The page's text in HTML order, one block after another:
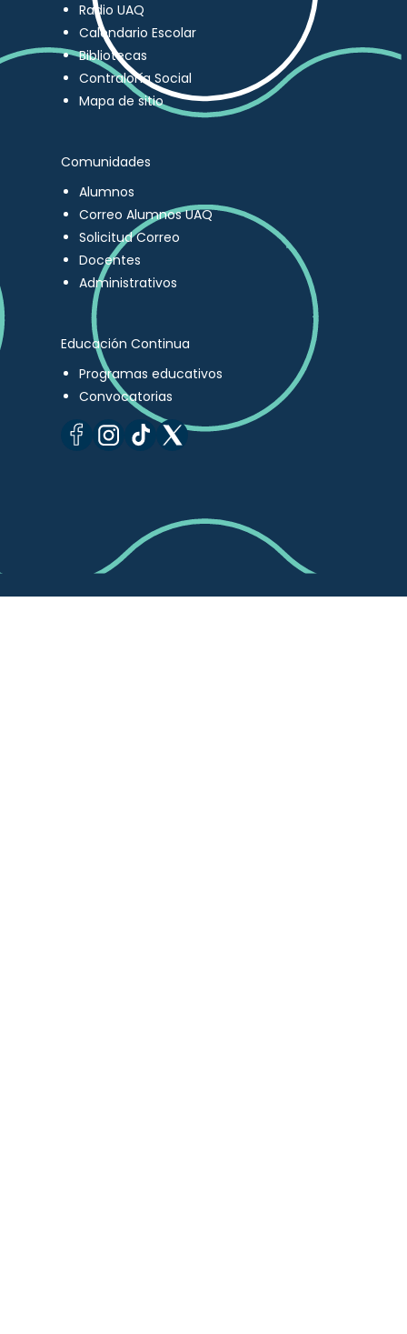
Radio UAQ
Calendario Escolar
Bibliotecas
Contraloría Social
Mapa de sitio
Comunidades
Alumnos
Correo Alumnos UAQ
Solicitud Correo
Docentes
Administrativos
Educación Continua
Programas educativos
Convocatorias